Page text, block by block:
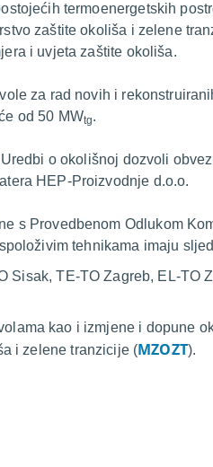
termoenergetskih
zaštite okoliša i zelene
i uvjeta zaštite okoliša.
za rad novih i
od 50 MWtg.
o okolišnoj dozvoli
HEP-Proizvodnje d.o.o.
s Provedbenom Odlukom
tehnikama imaju
Sisak, TE-TO Zagreb, EL-TO
kao i izmjene i dopune
i zelene tranzicije (MZOZT).